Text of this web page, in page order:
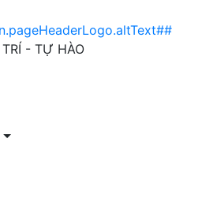
dụng bộ công cụ nghiên cứu
- TỰ HÀO
ngữ. Ngôn ngữ hiện tại là: